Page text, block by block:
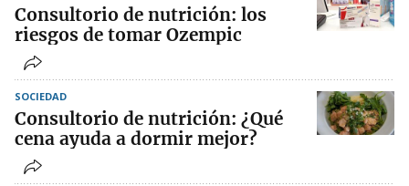
Consultorio de nutrición: los
riesgos de tomar Ozempic
SOCIEDAD
Consultorio de nutrición: ¿Qué
cena ayuda a dormir mejor?